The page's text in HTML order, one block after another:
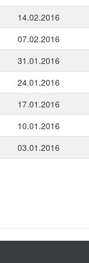
14.02.2016
07.02.2016
31.01.2016
24.01.2016
17.01.2016
10.01.2016
03.01.2016